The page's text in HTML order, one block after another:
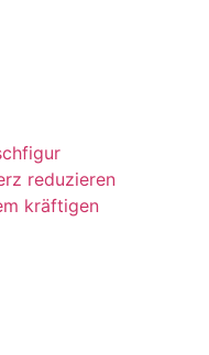
reduzieren
kräftigen